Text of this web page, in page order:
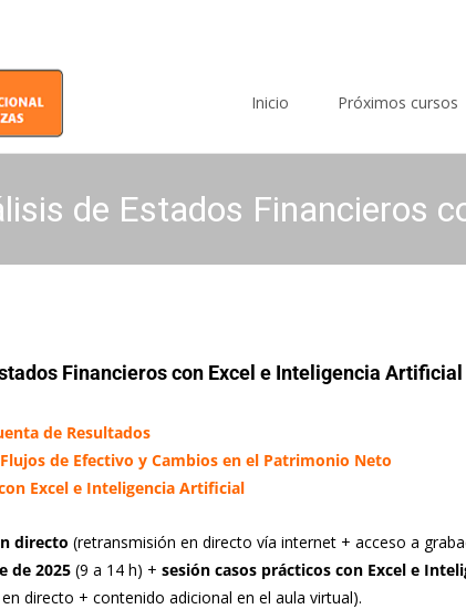
Inicio
Próximos cursos
de Estados Financieros
Financieros con Excel e Inteligencia Artificial
de Resultados
de Efectivo y Cambios en el Patrimonio Neto
Excel e Inteligencia Artificial
directo (retransmisión en directo vía internet + acceso a
de 2025 (9 a 14 h) + sesión casos prácticos con Excel e
directo + contenido adicional en el aula virtual).